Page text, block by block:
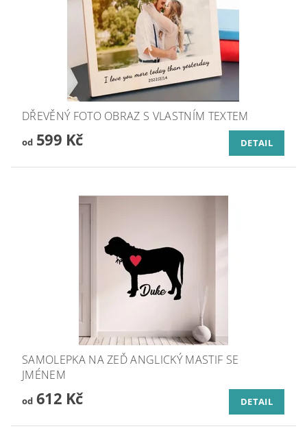
DŘEVĚNÝ FOTO OBRAZ S VLASTNÍM TEXTEM
od599 Kč DETAIL
SAMOLEPKA NA ZEĎ ANGLICKÝ MASTIF SE
JMÉNEM
od612 Kč DETAIL